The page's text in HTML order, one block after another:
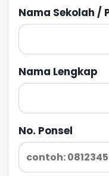
Nama Sekolah /
Nama Lengkap
No. Ponsel